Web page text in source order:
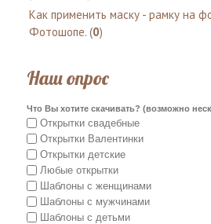
Как применить маску - рамку на
Фотошопе. (0)
Наш опрос
Что Вы хотите скачивать? (возможно
Открытки свадебные
Открытки Валентинки
Открытки детские
Любые открытки
Шаблоны с женщинами
Шаблоны с мужчинами
Шаблоны с детьми